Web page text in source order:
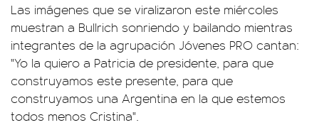
Las imágenes que se viralizaron este miércoles
muestran a Bullrich sonriendo y bailando mientras
integrantes de la agrupación Jóvenes PRO cantan:
"Yo la quiero a Patricia de presidente, para que
construyamos este presente, para que
construyamos una Argentina en la que estemos
todos menos Cristina".